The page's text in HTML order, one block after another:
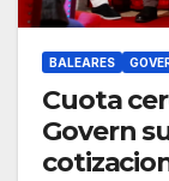
BALEARES
Cuota
Govern